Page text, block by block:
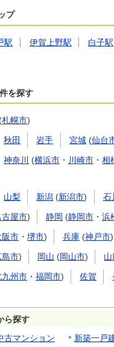
プ
駅 伊賀上野駅 白子駅
を探す
(札幌市)
秋田 岩手 宮城(仙台
神奈川 (横浜市 ・ 川崎市 ・相
山梨 新潟 (新潟市) 石
古屋市) 静岡 (静岡市 ・浜
阪市 ・ 堺市) 兵庫 (神戸市)
島市) 岡山 (岡山市) 山
九州市 ・ 福岡市) 佐賀
ら探す
古マンション 新築一戸